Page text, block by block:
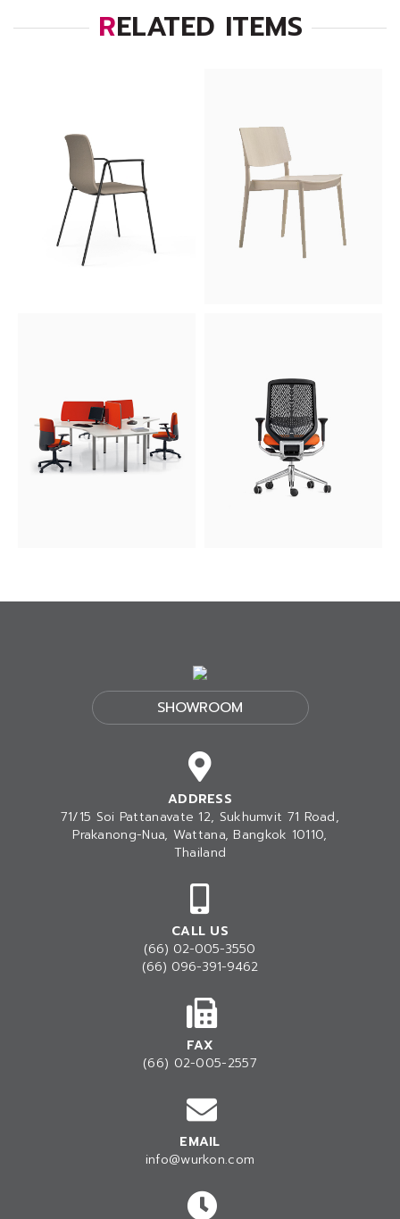
RELATED ITEMS
SHOWROOM
ADDRESS
71/15 Soi Pattanavate 12, Sukhumvit 71 Road,
Prakanong-Nua, Wattana, Bangkok 10110,
Thailand
CALL US
(66) 02-005-3550
(66) 096-391-9462
FAX
(66) 02-005-2557
EMAIL
info@wurkon.com